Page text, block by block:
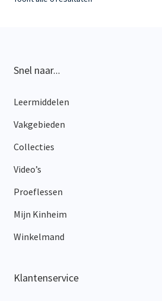
Snel naar...
Leermiddelen
Vakgebieden
Collecties
Video’s
Proeflessen
Mijn Kinheim
Winkelmand
Klantenservice